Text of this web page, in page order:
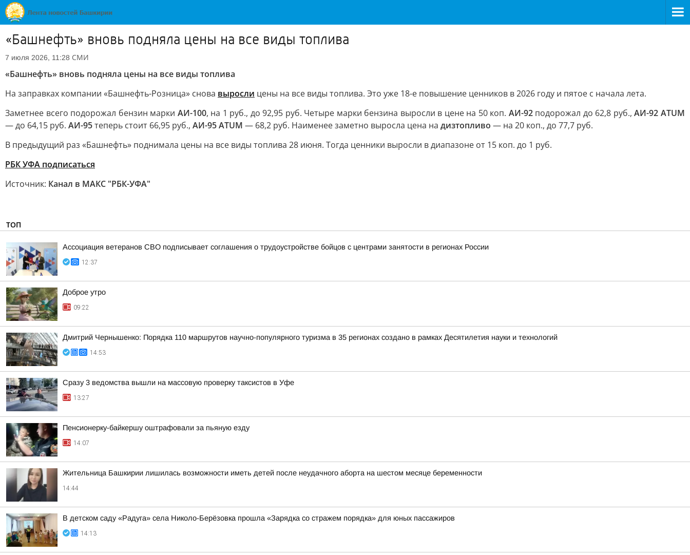
«Башнефть» вновь подняла цены на все виды топлива
7 июля 2026, 11:28 СМИ
«Башнефть» вновь подняла цены на все виды топлива
На заправках компании «Башнефть-Розница» снова выросли цены на все виды топлива. Это уже 18-е повышение ценников в 2026 году и пятое с начала лета.
Заметнее всего подорожал бензин марки АИ-100, на 1 руб., до 92,95 руб. Четыре марки бензина выросли в цене на 50 коп. АИ-92подорожал до 62,8 руб.,АИ-92 ATUM
— до 64,15 руб. АИ-95теперь стоит 66,95 руб., АИ-95 ATUM — 68,2 руб. Наименее заметно выросла цена на дизтопливо — на 20 коп., до 77,7 руб.
В предыдущий раз «Башнефть» поднимала цены на все виды топлива 28 июня. Тогда ценники выросли в диапазоне от 15 коп. до 1 руб.
РБК УФА подписаться
Источник: Канал в МАКС "РБК-УФА"
ТОП
Ассоциация ветеранов СВО подписывает соглашения о трудоустройстве бойцов с центрами занятости в регионах России
12:37
Доброе утро
09:22
Дмитрий Чернышенко: Порядка 110 маршрутов научно-популярного туризма в 35 регионах создано в рамках Десятилетия науки и технологий
14:53
Сразу 3 ведомства вышли на массовую проверку таксистов в Уфе
13:27
Пенсионерку-байкершу оштрафовали за пьяную езду
14:07
Жительница Башкирии лишилась возможности иметь детей после неудачного аборта на шестом месяце беременности
14:44
В детском саду «Радуга» села Николо-Берёзовка прошла «Зарядка со стражем порядка» для юных пассажиров
14:13